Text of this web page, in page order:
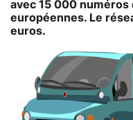
avec 15 000 numéros
européennes. Le
euros.